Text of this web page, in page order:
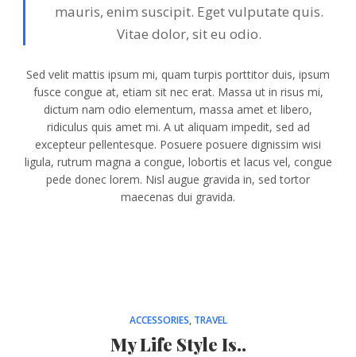
mauris, enim suscipit. Eget vulputate quis.
Vitae dolor, sit eu odio.
Sed velit mattis ipsum mi, quam turpis porttitor duis, ipsum
fusce congue at, etiam sit nec erat. Massa ut in risus mi,
dictum nam odio elementum, massa amet et libero,
ridiculus quis amet mi. A ut aliquam impedit, sed ad
excepteur pellentesque. Posuere posuere dignissim wisi
ligula, rutrum magna a congue, lobortis et lacus vel, congue
pede donec lorem. Nisl augue gravida in, sed tortor
maecenas dui gravida.
ACCESSORIES, TRAVEL
My Life Style Is..